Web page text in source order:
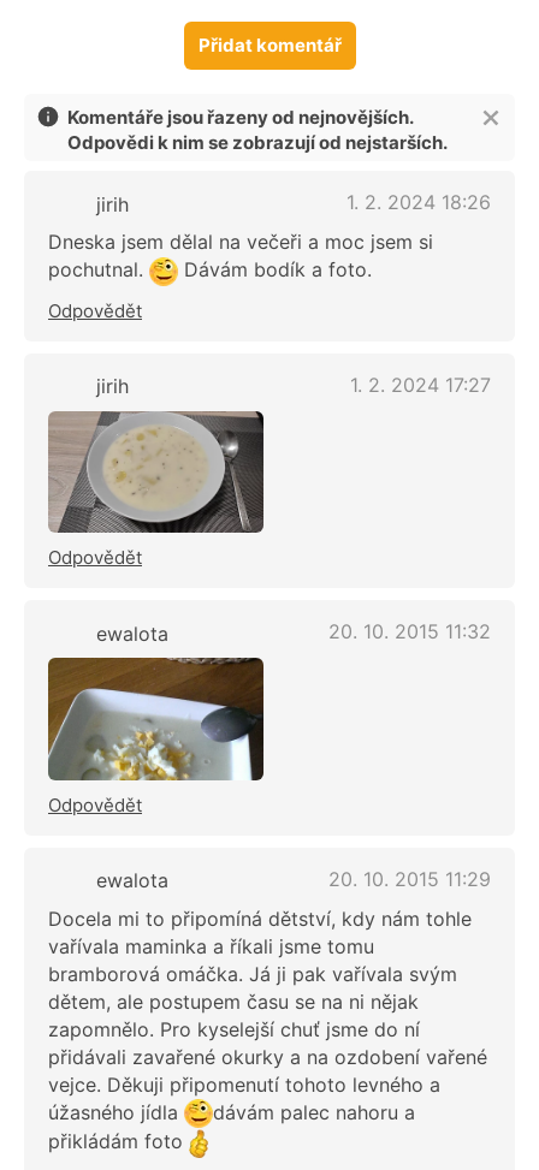
Přidat komentář
Komentáře jsou řazeny od nejnovějších.
Odpovědi k nim se zobrazují od nejstarších.
jirih
1. 2. 2024 18:26
Dneska jsem dělal na večeři a moc jsem si
pochutnal.
Dávám bodík a foto.
Odpovědět
jirih 1. 2. 2024 17:27
Odpovědět
ewalota 20. 10. 2015 11:32
Odpovědět
ewalota
20. 10. 2015 11:29
Docela mi to připomíná dětství, kdy nám tohle
vařívala maminka a říkali jsme tomu
bramborová omáčka. Já ji pak vařívala svým
dětem, ale postupem času se na ni nějak
zapomnělo. Pro kyselejší chuť jsme do ní
přidávali zavařené okurky a na ozdobení vařené
vejce. Děkuji připomenutí tohoto levného a
úžasného jídla
dávám palec nahoru a
přikládám foto